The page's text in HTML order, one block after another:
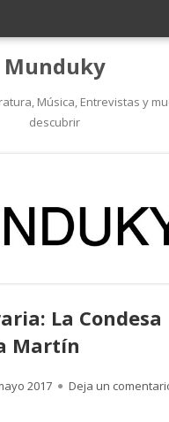
Munduky
Música, Entrevistas y
descubrir
La Condesa
Martín
2017 Deja un